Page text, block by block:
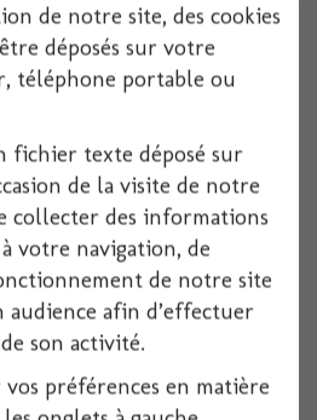
de notre site, des cookies
déposés sur votre
téléphone portable ou
fichier texte déposé sur
de la visite de notre
collecter des informations
votre navigation, de
de notre site
audience afin d’effectuer
son activité.
préférences en matière